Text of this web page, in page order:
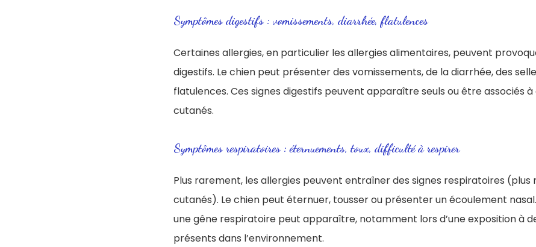
Symptômes digestifs : vomissements, diarrhée, flatulences
Certaines allergies, en particulier les allergies alimentaires, peuvent
digestifs. Le chien peut présenter des vomissements, de la diarrhée, des
flatulences. Ces signes digestifs peuvent apparaître seuls ou être associés
cutanés.
Symptômes respiratoires : éternuements, toux, difficulté à respirer
Plus rarement, les allergies peuvent entraîner des signes respiratoires (plus
cutanés). Le chien peut éternuer, tousser ou présenter un écoulement
une gêne respiratoire peut apparaître, notamment lors d’une exposition à
présents dans l’environnement.